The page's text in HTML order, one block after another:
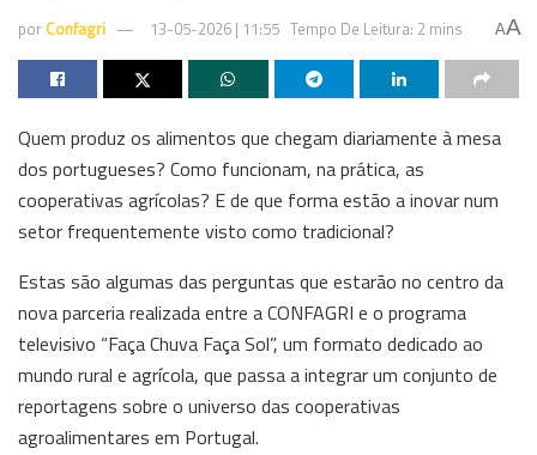
por Confagri 13-05-2026 | 11:55 Tempo De Leitura: 2 mins AA
Quem produz os alimentos que chegam diariamente à mesa
dos portugueses? Como funcionam, na prática, as
cooperativas agrícolas? E de que forma estão a inovar num
setor frequentemente visto como tradicional?
Estas são algumas das perguntas que estarão no centro da
nova parceria realizada entre a CONFAGRI e o programa
televisivo “Faça Chuva Faça Sol”, um formato dedicado ao
mundo rural e agrícola, que passa a integrar um conjunto de
reportagens sobre o universo das cooperativas
agroalimentares em Portugal.